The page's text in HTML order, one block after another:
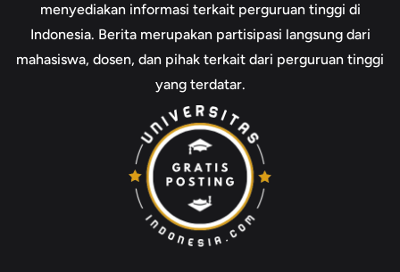
menyediakan informasi terkait perguruan tinggi di
Indonesia. Berita merupakan partisipasi langsung dari
mahasiswa, dosen, dan pihak terkait dari perguruan tinggi
yang terdatar.